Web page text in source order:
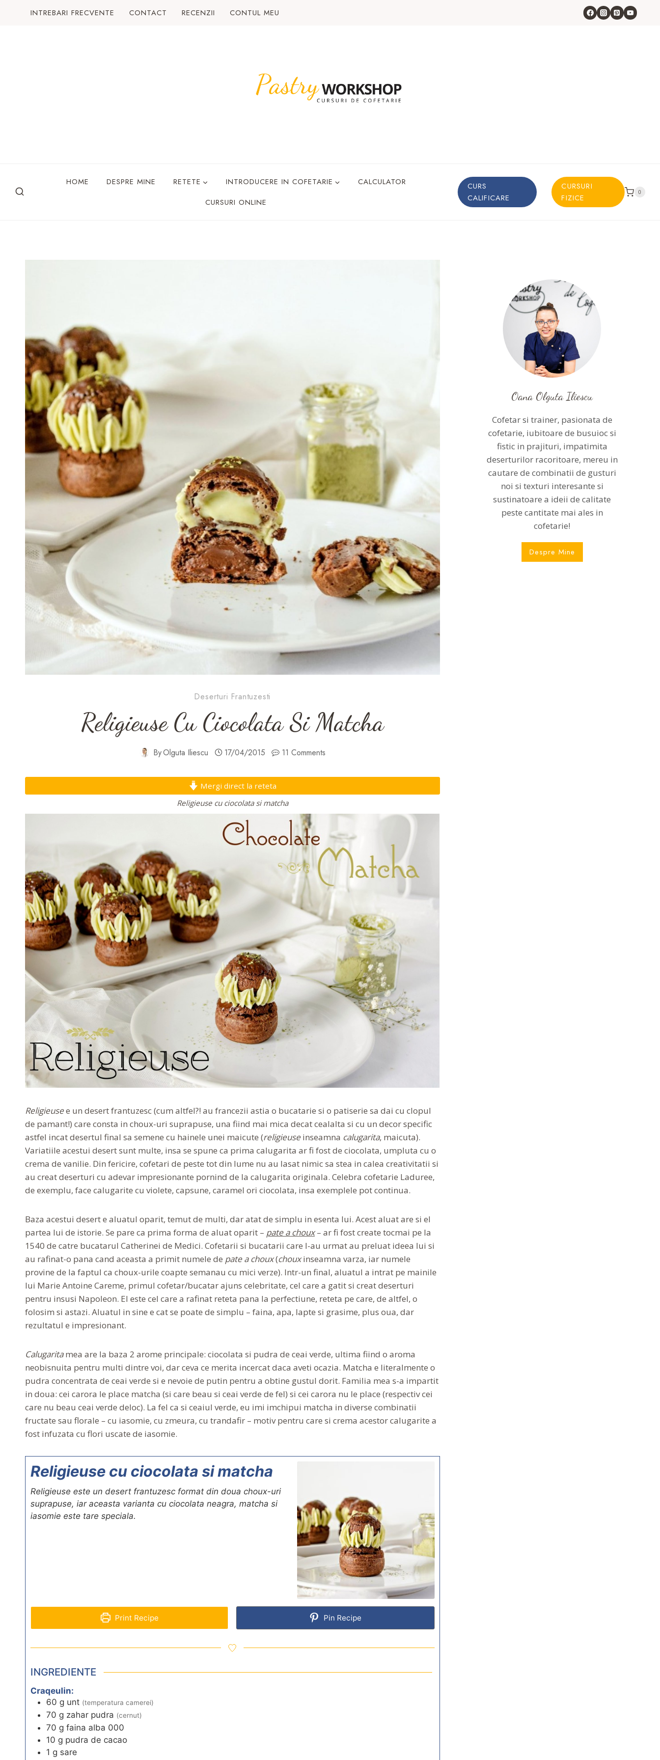
INTREBARI FRECVENTE CONTACT RECENZII CONTUL MEU
HOME DESPRE MINE RETETE INTRODUCERE IN COFETARIE
CALCULATOR
CURSURI ONLINE
CURS
CALIFICARE
CURSURI
FIZICE
0
Deserturi Frantuzesti
Religieuse Cu Ciocolata Si Matcha
ByOlguta Iliescu 17/04/2015 11 Comments
Mergi direct la reteta
Religieuse cu ciocolata si matcha
Religieusee un desert frantuzesc (cum altfel?! au francezii astia o bucatarie si o patiserie sa dai cu clopul
de pamant!) care consta in choux-uri suprapuse, una fiind mai mica decat cealalta si cu un decor specific
astfel incat desertul final sa semene cu hainele unei maicute (religieuse inseamna calugarita, maicuta).
Variatiile acestui desert sunt multe, insa se spune ca prima calugarita ar fi fost de ciocolata, umpluta cu o
crema de vanilie. Din fericire, cofetari de peste tot din lume nu au lasat nimic sa stea in calea creativitatii si
au creat deserturi cu adevar impresionante pornind de la calugarita originala. Celebra cofetarie Laduree,
de exemplu, face calugarite cu violete, capsune, caramel ori ciocolata, insa exemplele pot continua.
Baza acestui desert e aluatul oparit, temut de multi, dar atat de simplu in esenta lui. Acest aluat are si el
partea lui de istorie. Se pare ca prima forma de aluat oparit – pate a choux– ar fi fost create tocmai pe la
1540 de catre bucatarul Catherinei de Medici. Cofetarii si bucatarii care l-au urmat au preluat ideea lui si
au rafinat-o pana cand aceasta a primit numele de pate a choux(chouxinseamna varza, iar numele
provine de la faptul ca choux-urile coapte semanau cu mici verze). Intr-un final, aluatul a intrat pe mainile
lui Marie Antoine Careme, primul cofetar/bucatar ajuns celebritate, cel care a gatit si creat deserturi
pentru insusi Napoleon. El este cel care a rafinat reteta pana la perfectiune, reteta pe care, de altfel, o
folosim si astazi. Aluatul in sine e cat se poate de simplu – faina, apa, lapte si grasime, plus oua, dar
rezultatul e impresionant.
Calugaritamea are la baza 2 arome principale: ciocolata si pudra de ceai verde, ultima fiind o aroma
neobisnuita pentru multi dintre voi, dar ceva ce merita incercat daca aveti ocazia. Matcha e literalmente o
pudra concentrata de ceai verde si e nevoie de putin pentru a obtine gustul dorit. Familia mea s-a impartit
in doua: cei carora le place matcha (si care beau si ceai verde de fel) si cei carora nu le place (respectiv cei
care nu beau ceai verde deloc). La fel ca si ceaiul verde, eu imi imchipui matcha in diverse combinatii
fructate sau florale – cu iasomie, cu zmeura, cu trandafir – motiv pentru care si crema acestor calugarite a
fost infuzata cu flori uscate de iasomie.
Religieuse cu ciocolata si matcha
Religieuse este un desert frantuzesc format din doua choux-uri
suprapuse, iar aceasta varianta cu ciocolata neagra, matcha si
iasomie este tare speciala.
Print Recipe Pin Recipe
INGREDIENTE
Craqeulin:
60 g unt (temperatura camerei)
70 g zahar pudra (cernut)
70 g faina alba 000
10 g pudra de cacao
1 g sare
Oana Olguta Iliescu
Cofetar si trainer, pasionata de
cofetarie, iubitoare de busuioc si
fistic in prajituri, impatimita
deserturilor racoritoare, mereu in
cautare de combinatii de gusturi
noi si texturi interesante si
sustinatoare a ideii de calitate
peste cantitate mai ales in
cofetarie!
Despre Mine